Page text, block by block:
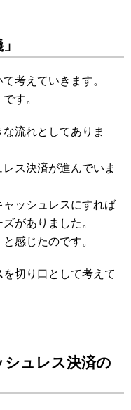
考えていきます。
です。
流れとしてありま
ス決済が進んでいま
ッシュレスにすれば
がありました。
と感じたのです。
を切り口として考えて
ュレス決済の